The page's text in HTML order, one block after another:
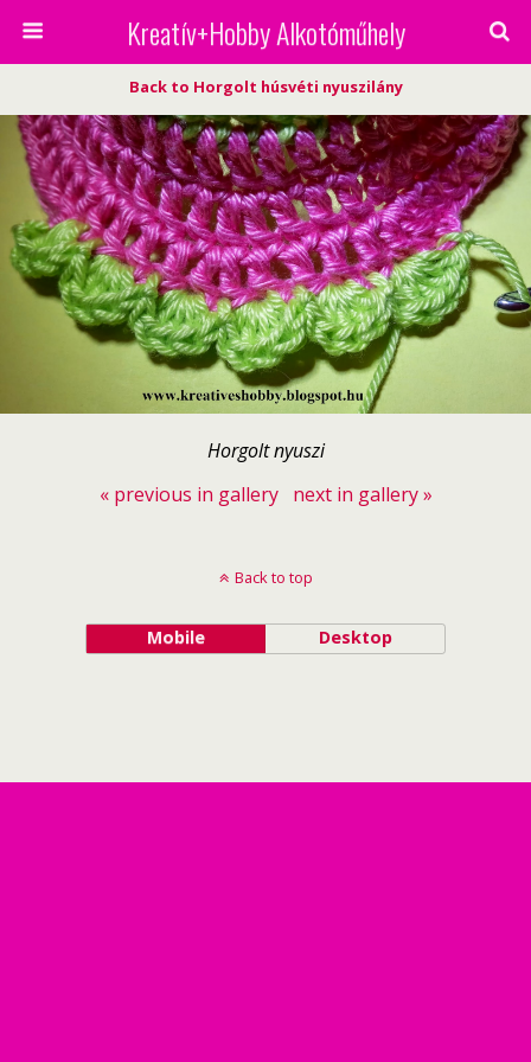
Kreatív+Hobby Alkotóműhely
Back to Horgolt húsvéti nyuszilány
Horgolt nyuszi
« previous in gallery
next in gallery »
Back to top
Mobile Desktop